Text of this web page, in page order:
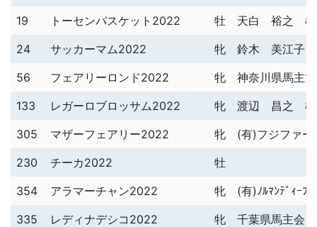
19
トーセンバスケット2022 牡
天白 裕之 様
24
サッカーマム2022 牝
鈴木 美江子
56
フェアリーロンド2022 牝
神奈川県馬主
133
レガーロブロッサム2022 牝
渡辺 昌之 様
305
マザーフェアリー2022 牝
(有)フジファ
230
チーカ2022
牡
354
アラマーチャン2022 牝
(有)ﾉﾙﾏﾝﾃﾞｨｰﾌ
335
レディナデシコ2022 牝
千葉県馬主